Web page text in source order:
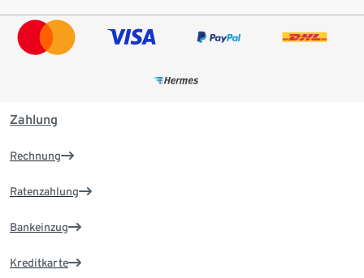
Zahlung
Rechnung
Ratenzahlung
Bankeinzug
Kreditkarte